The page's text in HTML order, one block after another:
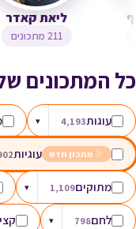
צופית בן יוסף
כל המתכונים
עוגות4,193
▾
מתכון חדש עוגיות
מתוקים1,109
▾
לחם798
▾